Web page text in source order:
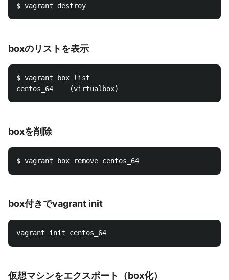
boxのリストを表示
$ vagrant box list
boxを削除
box付きでvagrant init
仮想マシンをエクスポート（box化）